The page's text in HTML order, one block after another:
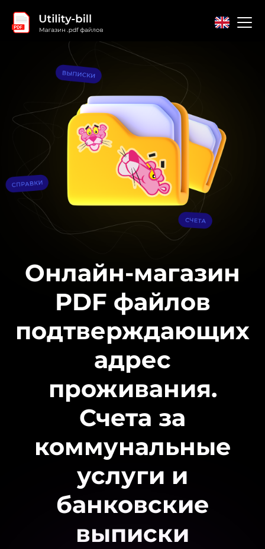
Онлайн-магазин
PDF файлов
подтверждающих
адрес
проживания.
Счета за
коммунальные
услуги и
банковские
выписки